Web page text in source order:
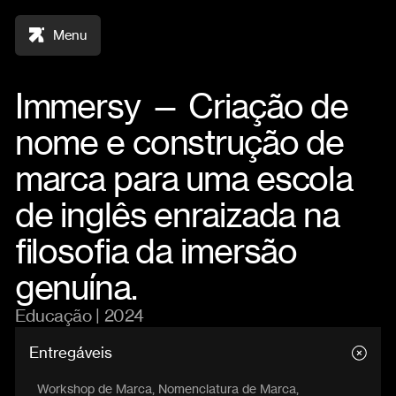
Menu
Immersy — Criação de
nome e construção de
marca para uma escola
de inglês enraizada na
filosofia da imersão
genuína.
Educação | 2024
Entregáveis
Workshop de Marca, Nomenclatura de Marca,